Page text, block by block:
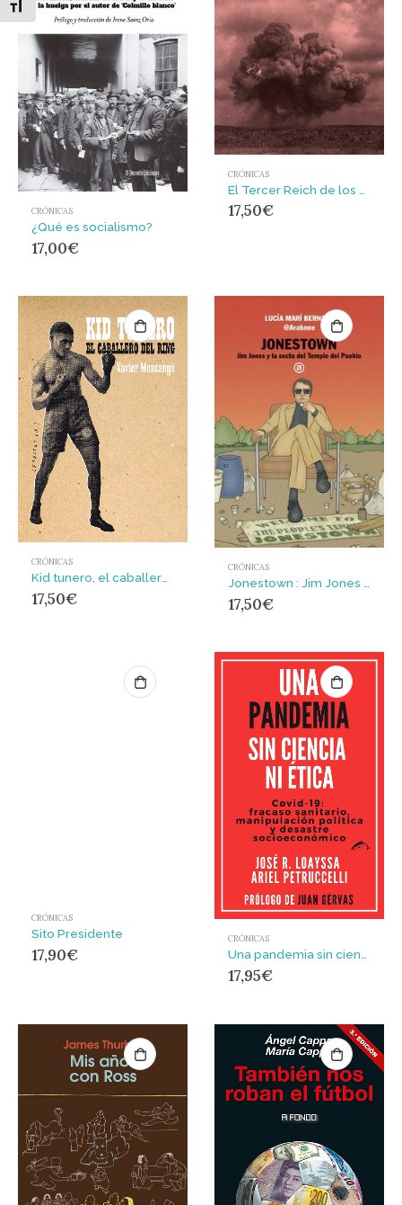
Alternar tamaño de letra
CRÓNICAS
¿Qué es socialismo?
17,00€
CRÓNICAS
17,50€
CRÓNICAS
17,50€
CRÓNICAS
17,50€
CRÓNICAS
Sito Presidente
17,90€
CRÓNICAS
Una pandemia sin ciencia ni ética : Covid-19: fracaso sanitario, manipulación política y desastr
17,95€